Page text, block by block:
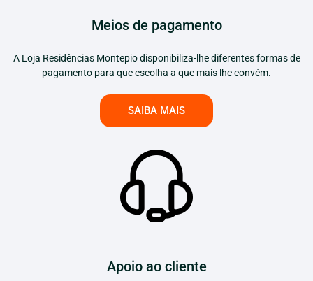
Meios de pagamento
A Loja Residências Montepio disponibiliza-lhe diferentes formas de
pagamento para que escolha a que mais lhe convém.
SAIBA MAIS
Apoio ao cliente